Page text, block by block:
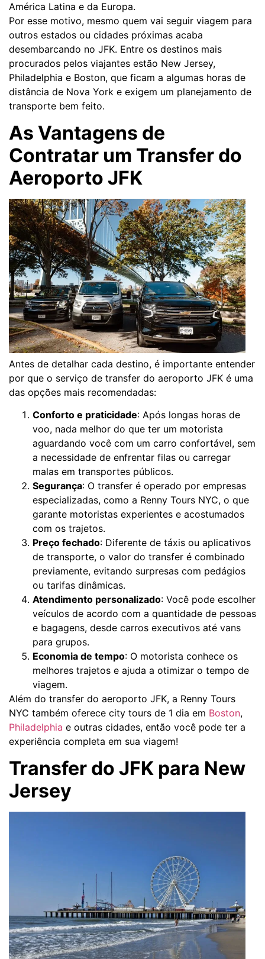
América Latina e da Europa.
Por esse motivo, mesmo quem vai seguir viagem para
outros estados ou cidades próximas acaba
desembarcando no JFK. Entre os destinos mais
procurados pelos viajantes estão New Jersey,
Philadelphia e Boston, que ficam a algumas horas de
distância de Nova York e exigem um planejamento de
transporte bem feito.
As Vantagens de
Contratar um Transfer do
Aeroporto JFK
Antes de detalhar cada destino, é importante entender
por que o serviço de transfer do aeroporto JFK é uma
das opções mais recomendadas:
Conforto e praticidade: Após longas horas de
voo, nada melhor do que ter um motorista
aguardando você com um carro confortável, sem
a necessidade de enfrentar filas ou carregar
malas em transportes públicos.
Segurança: O transfer é operado por empresas
especializadas, como a Renny Tours NYC, o que
garante motoristas experientes e acostumados
com os trajetos.
Preço fechado: Diferente de táxis ou aplicativos
de transporte, o valor do transfer é combinado
previamente, evitando surpresas com pedágios
ou tarifas dinâmicas.
Atendimento personalizado: Você pode escolher
veículos de acordo com a quantidade de pessoas
e bagagens, desde carros executivos até vans
para grupos.
Economia de tempo: O motorista conhece os
melhores trajetos e ajuda a otimizar o tempo de
viagem.
Além do transfer do aeroporto JFK, a Renny Tours
NYC também oferece city tours de 1 dia em Boston,
Philadelphia e outras cidades, então você pode ter a
experiência completa em sua viagem!
Transfer do JFK para New
Jersey